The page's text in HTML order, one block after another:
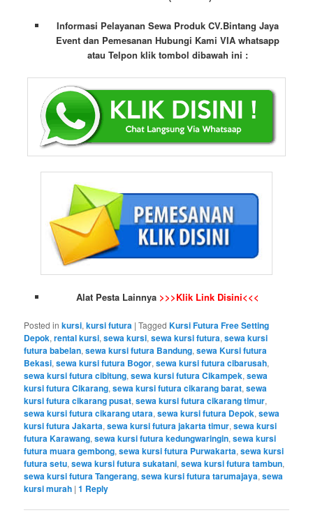
Informasi Pelayanan Sewa Produk CV.Bintang Jaya
Event dan Pemesanan Hubungi Kami VIA whatsapp
atau Telpon klik tombol dibawah ini :
Alat Pesta Lainnya >>>Klik Link Disini<<<
Posted in kursi,kursi futura |Tagged Kursi Futura Free Setting
Depok,rental kursi,sewa kursi,sewa kursi futura,sewa kursi
futura babelan,sewa kursi futura Bandung,sewa Kursi futura
Bekasi,sewa kursi futura Bogor,sewa kursi futura cibarusah,
sewa kursi futura cibitung,sewa kursi futura Cikampek,sewa
kursi futura Cikarang,sewa kursi futura cikarang barat,sewa
kursi futura cikarang pusat,sewa kursi futura cikarang timur,
sewa kursi futura cikarang utara,sewa kursi futura Depok,sewa
kursi futura Jakarta,sewa kursi futura jakarta timur,sewa kursi
futura Karawang,sewa kursi futura kedungwaringin,sewa kursi
futura muara gembong,sewa kursi futura Purwakarta,sewa kursi
futura setu,sewa kursi futura sukatani,sewa kursi futura tambun,
sewa kursi futura Tangerang,sewa kursi futura tarumajaya,sewa
kursi murah |1 Reply